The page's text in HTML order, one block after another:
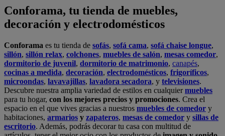
Conforama, tu tienda de muebles,
decoración y electrodomésticos
Conforama es tu tienda de sofás, sofá cama, sofá chaise longue,
sillón, sillón relax, colchones, muebles de salón, mesas comedor,
dormitorio de juvenil, dormitorio de matrimonio, canapés,
cocinas a medida, decoración, electrodomésticos, frigoríficos,
microondas, lavavajillas, lavadora secadora, y televisiones.
Descubre nuestra amplia variedad de estilos en cualquiermuebles
para tu hogar, con los mejores precios y promociones. Crea el
espacio en el que vives gracias a nuestros muebles de comedor y
habitaciones, armarios y zapateros, mesas de comedor y sillas de
escritorio. Además, podrás decorar tu casa con multitud de